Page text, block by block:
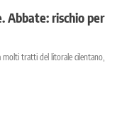
Abbate: rischio per
molti tratti del litorale cilentano,